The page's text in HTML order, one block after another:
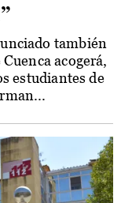
también
acogerá,
estudiantes de